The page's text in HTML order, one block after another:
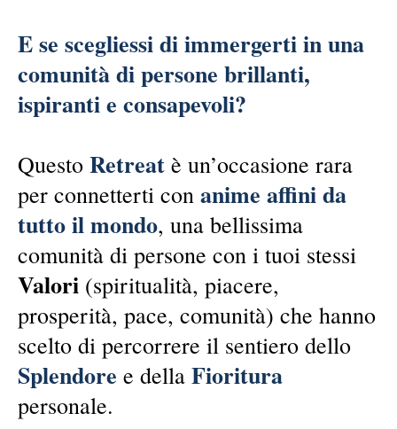
E se scegliessi di immergerti in una
comunità di persone brillanti,
ispiranti e consapevoli?
Questo Retreat è un’occasione rara
per connetterti con anime affini da
tutto il mondo, una bellissima
comunità di persone con i tuoi stessi
Valori (spiritualità, piacere,
prosperità, pace, comunità) che hanno
scelto di percorrere il sentiero dello
Splendore e della Fioritura
personale.